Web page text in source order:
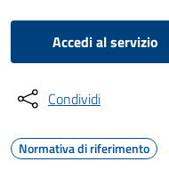
Accedi al servizio
Condividi
Normativa di riferimento